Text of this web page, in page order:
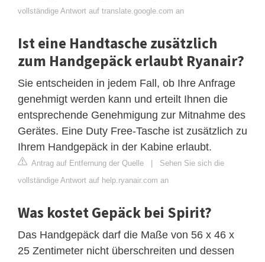
vollständige Antwort auf translate.google.com an
Ist eine Handtasche zusätzlich
zum Handgepäck erlaubt Ryanair?
Sie entscheiden in jedem Fall, ob Ihre Anfrage
genehmigt werden kann und erteilt Ihnen die
entsprechende Genehmigung zur Mitnahme des
Gerätes. Eine Duty Free-Tasche ist zusätzlich zu
Ihrem Handgepäck in der Kabine erlaubt.
Antrag auf Entfernung der Quelle | Sehen Sie sich die
vollständige Antwort auf help.ryanair.com an
Was kostet Gepäck bei Spirit?
Das Handgepäck darf die Maße von 56 x 46 x
25 Zentimeter nicht überschreiten und dessen